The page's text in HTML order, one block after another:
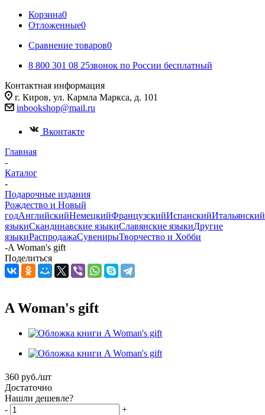
Корзина0
Отложенные0
Сравнение товаров0
8 800 301 08 25звонок по России бесплатный
Контактная информация
г. Киров, ул. Кармла Маркса, д. 101
inbookshop@mail.ru
Вконтакте
Главная
-
Каталог
-
Подарочные издания
Рождество и Новый
годАнглийскийНемецкийФранцузскийИспанскийИтальянский
языкиСкандинавские языкиСлавянские языкиДругие
языкиРаспродажаСувенирыТворчество и Хобби
-A Woman's gift
Поделиться
A Woman's gift
360 руб./шт
Достаточно
Нашли дешевле?
-
+